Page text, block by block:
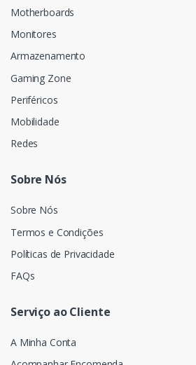
Motherboards
Monitores
Armazenamento
Gaming Zone
Periféricos
Mobilidade
Redes
Sobre Nós
Sobre Nós
Termos e Condições
Políticas de Privacidade
FAQs
Serviço ao Cliente
A Minha Conta